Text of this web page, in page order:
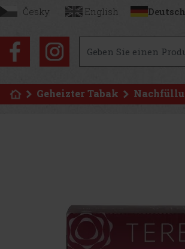
Česky English Deutsch
Geheizter Tabak